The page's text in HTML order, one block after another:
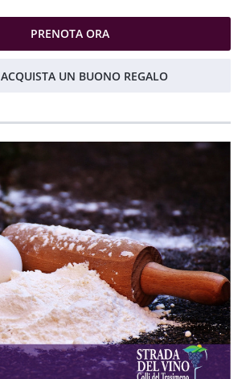
PRENOTA ORA
ACQUISTA UN BUONO REGALO